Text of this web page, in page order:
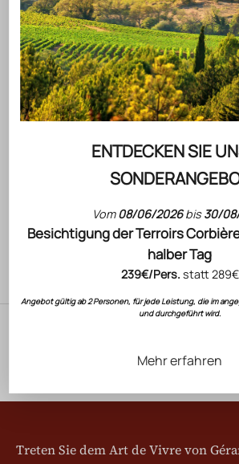
ENTDECKEN SIE
Vom08/06/2026bis30/
Besichtigung der Terroirs
halber Tag
239€/Pers. statt 289€
Angebot gültig ab 2 Personen, für jede Leistung, die im
und durchgeführt wird.
Mehr erfahren
ACTUALITÉS
CHÂTEAU L'HOSPITALET GRAND
Entdecken Sie einen Grand Vin Weiß,
durch das Meer, die Höhenlage und
ALLE UNSERE ARTIKEL
Treten Sie dem Art de Vivre von